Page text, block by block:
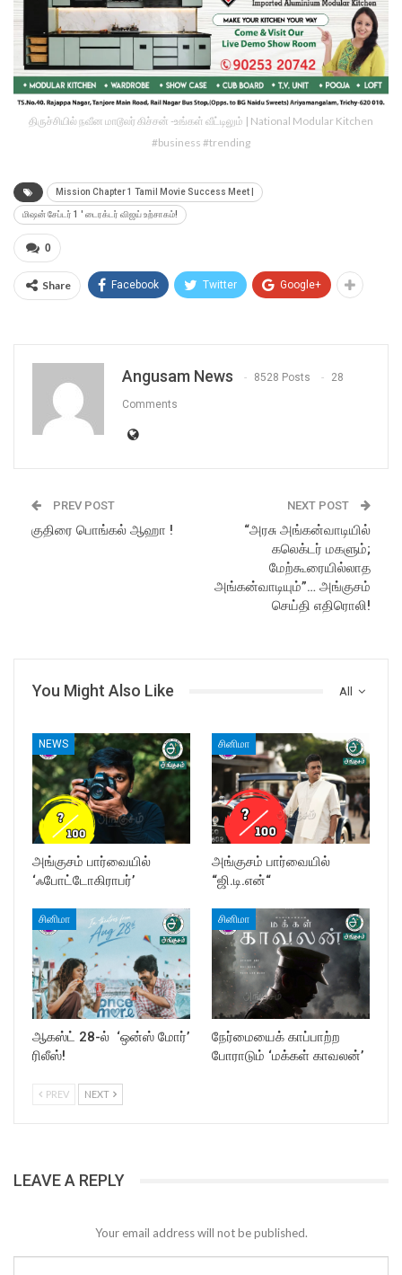
திருச்சியில் நவீன மாடூலர் கிச்சன் -உங்கள் வீட்டிலும் | National Modular Kitchen
#business #trending
Mission Chapter 1 Tamil Movie Success Meet |
மிஷன் சேப்டர் 1 ' டைரக்டர் விஜய் உற்சாகம்!
0
Share Facebook Twitter Google+
Angusam News 8528 Posts 28
Comments
PREV POST
குதிரை பொங்கல் ஆஹா !
NEXT POST
“அரசு அங்கன்வாடியில்
கலெக்டர் மகளும்;
மேற்கூரையில்லாத
அங்கன்வாடியும்”… அங்குசம்
செய்தி எதிரொலி!
All
You Might Also Like
NEWS
அங்குசம் பார்வையில்
‘ஃபோட்டோகிராபர்’
சினிமா
அங்குசம் பார்வையில்
“ஜி.டி.என்“
சினிமா
ஆகஸ்ட் 28-ல் ‘ஒன்ஸ் மோர்’
ரிலீஸ்!
சினிமா
நேர்மையைக் காப்பாற்ற
போராடும் ‘மக்கள் காவலன்’
PREV NEXT
LEAVE A REPLY
Your email address will not be published.